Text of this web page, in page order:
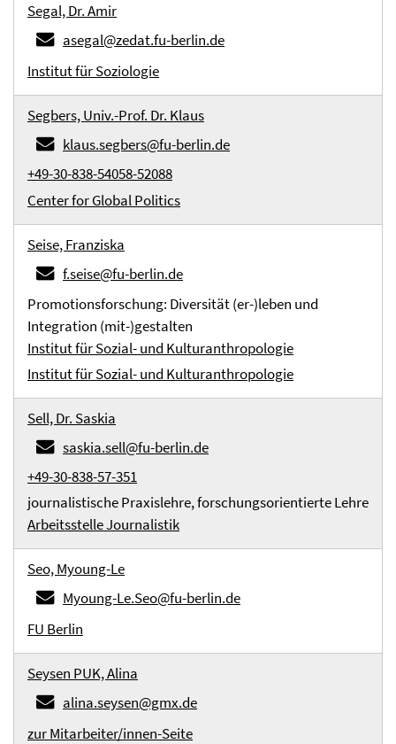
Segal, Dr. Amir
asegal@zedat.fu-berlin.de
Institut für Soziologie
Segbers, Univ.-Prof. Dr. Klaus
klaus.segbers@fu-berlin.de
+49-30-838-54058-52088
Center for Global Politics
Seise, Franziska
f.seise@fu-berlin.de
Promotionsforschung: Diversität (er-)leben und
Integration (mit-)gestalten
Institut für Sozial- und Kulturanthropologie
Institut für Sozial- und Kulturanthropologie
Sell, Dr. Saskia
saskia.sell@fu-berlin.de
+49-30-838-57-351
journalistische Praxislehre, forschungsorientierte Lehre
Arbeitsstelle Journalistik
Seo, Myoung-Le
Myoung-Le.Seo@fu-berlin.de
FU Berlin
Seysen PUK, Alina
alina.seysen@gmx.de
zur Mitarbeiter/innen-Seite